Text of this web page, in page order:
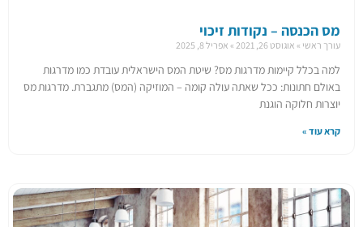
מס הכנסה – נקודות זיכוי
עורך ראשי אוגוסט 26, 2021 אפריל 8, 2025
למה בכלל קיימות מדרגות מס? שיטת המס הישראלית עובדת כמו מדרגות
באולם חתונות: ככל שאתה עולה קומה – המוזיקה (המס) מתגברת. מדרגות מס
יוצרות חלוקה הוגנת
קרא עוד »